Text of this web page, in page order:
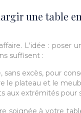
une table
L'idée :
suffisent :
excès, pour
le plateau et le
aux extrémités
soignée à votre